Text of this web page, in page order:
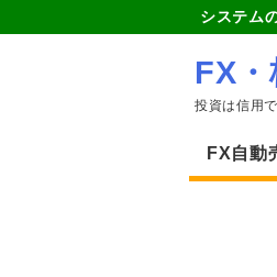
システム
FX
投資は信用
FX自動